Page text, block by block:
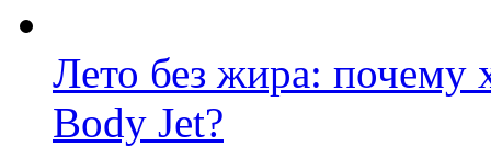
Лето без жира: почему
Body Jet?